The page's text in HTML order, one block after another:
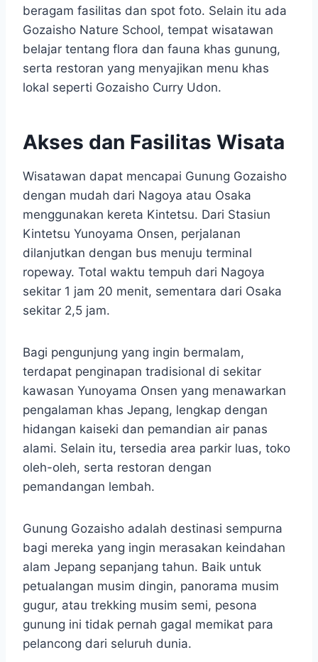
beragam fasilitas dan spot foto. Selain itu ada
Gozaisho Nature School, tempat wisatawan
belajar tentang flora dan fauna khas gunung,
serta restoran yang menyajikan menu khas
lokal seperti Gozaisho Curry Udon.
Akses dan Fasilitas Wisata
Wisatawan dapat mencapai Gunung Gozaisho
dengan mudah dari Nagoya atau Osaka
menggunakan kereta Kintetsu. Dari Stasiun
Kintetsu Yunoyama Onsen, perjalanan
dilanjutkan dengan bus menuju terminal
ropeway. Total waktu tempuh dari Nagoya
sekitar 1 jam 20 menit, sementara dari Osaka
sekitar 2,5 jam.
Bagi pengunjung yang ingin bermalam,
terdapat penginapan tradisional di sekitar
kawasan Yunoyama Onsen yang menawarkan
pengalaman khas Jepang, lengkap dengan
hidangan kaiseki dan pemandian air panas
alami. Selain itu, tersedia area parkir luas, toko
oleh-oleh, serta restoran dengan
pemandangan lembah.
Gunung Gozaisho adalah destinasi sempurna
bagi mereka yang ingin merasakan keindahan
alam Jepang sepanjang tahun. Baik untuk
petualangan musim dingin, panorama musim
gugur, atau trekking musim semi, pesona
gunung ini tidak pernah gagal memikat para
pelancong dari seluruh dunia.​